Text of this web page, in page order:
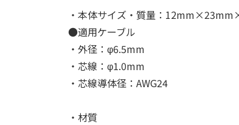
・本体サイズ・質量：
●適用ケーブル
・外径：φ6.5mm
・芯線：φ1.0mm
・芯線導体径：AWG24
・材質